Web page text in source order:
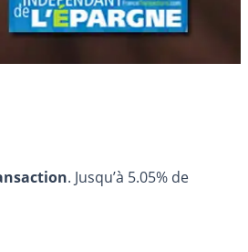
. Jusqu’à 5.05% de